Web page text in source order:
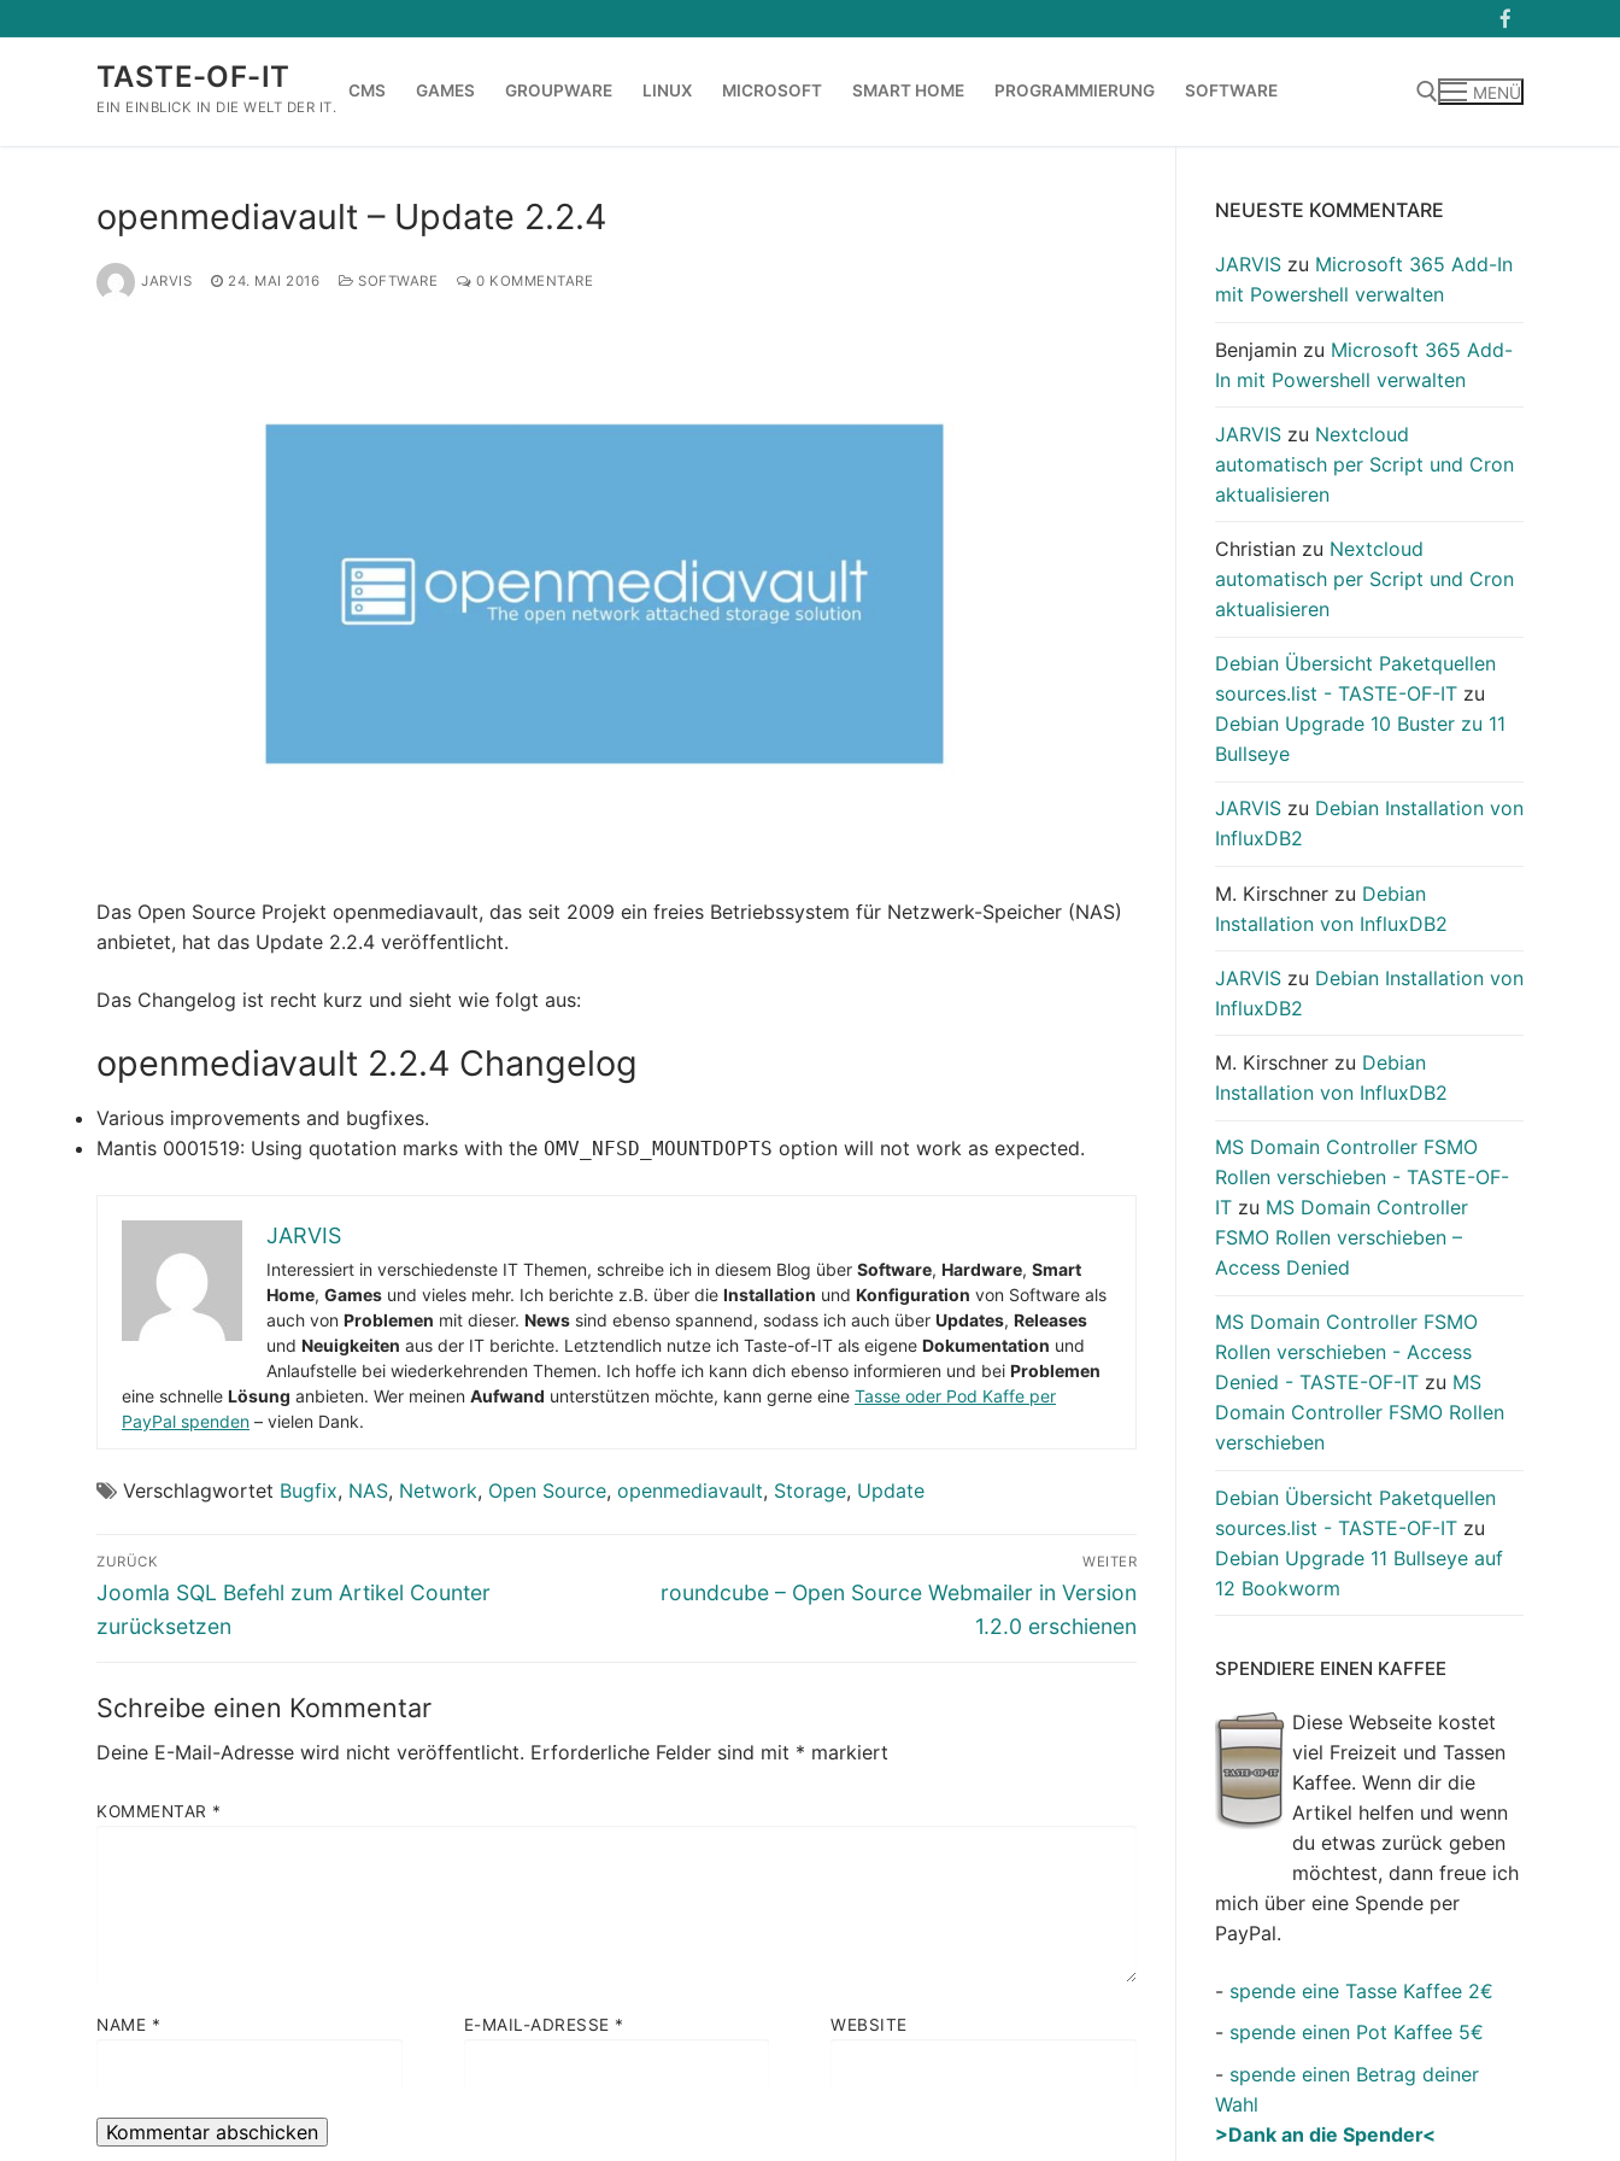
Inhalt
TASTE-OF-IT
EIN EINBLICK IN DIE WELT DER IT.
CMS GAMES GROUPWARE LINUX MICROSOFT SMART HOME PROGRAMMIERUNG SOFTWARE MENÜ
openmediavault – Update 2.2.4
JARVIS 24. MAI 2016 SOFTWARE 0 KOMMENTARE
Das Open Source Projekt openmediavault, das seit 2009 ein freies Betriebssystem für Netzwerk-Speicher (NAS)
anbietet, hat das Update 2.2.4 veröffentlicht.
Das Changelog ist recht kurz und sieht wie folgt aus:
openmediavault 2.2.4 Changelog
Various improvements and bugfixes.
Mantis 0001519: Using quotation marks with the OMV_NFSD_MOUNTDOPTS option will not work as expected.
JARVIS
Interessiert in verschiedenste IT Themen, schreibe ich in diesem Blog über Software, Hardware, Smart
Home, Games und vieles mehr. Ich berichte z.B. über die Installation und Konfiguration von Software als
auch von Problemen mit dieser. News sind ebenso spannend, sodass ich auch über Updates, Releases
und Neuigkeiten aus der IT berichte. Letztendlich nutze ich Taste-of-IT als eigene Dokumentation und
Anlaufstelle bei wiederkehrenden Themen. Ich hoffe ich kann dich ebenso informieren und bei Problemen
eine schnelle Lösung anbieten. Wer meinen Aufwand unterstützen möchte, kann gerne eine Tasse oder Pod Kaffe per
PayPal spenden – vielen Dank.
Verschlagwortet Bugfix, NAS, Network, Open Source, openmediavault, Storage, Update
Beitragsnavigation
ZURÜCK
Vorheriger
Beitrag:
Joomla SQL Befehl zum Artikel Counter
zurücksetzen
WEITER
Nächster
roundcube – Open Source Webmailer in Version
1.2.0 erschienen
Schreibe einen Kommentar
Deine E-Mail-Adresse wird nicht veröffentlicht. Erforderliche Felder sind mit * markiert
KOMMENTAR *
NAME * E-MAIL-ADRESSE * WEBSITE
NEUESTE KOMMENTARE
JARVIS zu Microsoft 365 Add-In
mit Powershell verwalten
Benjamin zu Microsoft 365 Add-
In mit Powershell verwalten
JARVIS zu Nextcloud
automatisch per Script und Cron
aktualisieren
Christian zu Nextcloud
automatisch per Script und Cron
aktualisieren
Debian Übersicht Paketquellen
sources.list - TASTE-OF-IT zu
Debian Upgrade 10 Buster zu 11
Bullseye
JARVIS zu Debian Installation von
InfluxDB2
M. Kirschner zu Debian
Installation von InfluxDB2
JARVIS zu Debian Installation von
InfluxDB2
M. Kirschner zu Debian
Installation von InfluxDB2
MS Domain Controller FSMO
Rollen verschieben - TASTE-OF-
IT zu MS Domain Controller
FSMO Rollen verschieben –
Access Denied
MS Domain Controller FSMO
Rollen verschieben - Access
Denied - TASTE-OF-IT zu MS
Domain Controller FSMO Rollen
verschieben
Debian Übersicht Paketquellen
sources.list - TASTE-OF-IT zu
Debian Upgrade 11 Bullseye auf
12 Bookworm
SPENDIERE EINEN KAFFEE
Diese Webseite kostet
viel Freizeit und Tassen
Kaffee. Wenn dir die
Artikel helfen und wenn
du etwas zurück geben
möchtest, dann freue ich
mich über eine Spende per
PayPal.
- spende eine Tasse Kaffee 2€
- spende einen Pot Kaffee 5€
- spende einen Betrag deiner
Wahl
>Dank an die Spender<